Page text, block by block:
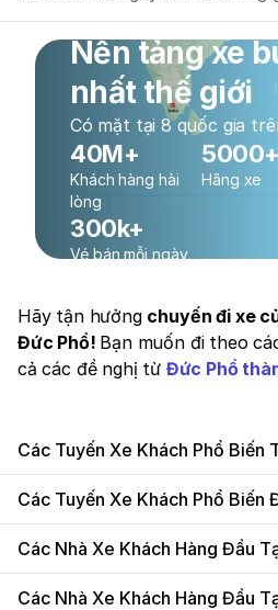
Nền tảng xe
nhất thế giới
Có mặt tại 8 quốc gia
40M+
Khách hàng hài
lòng
5000+
Hãng xe
300k+
Vé bán mỗi ngày
Hãy tận hưởng chuyến đi xe
Đức Phổ! Bạn muốn đi theo
cả các đề nghị từ Đức Phổ
Các Tuyến Xe Khách Phổ Biến
Các Tuyến Xe Khách Phổ Biến
Các Nhà Xe Khách Hàng Đầu
Các Nhà Xe Khách Hàng Đầu